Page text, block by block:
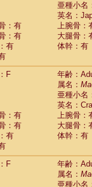
亜種小名
英名：
：有
上腕骨：
：有
大腿骨：
有
体幹：有
F
年齢：
属名：
亜種小名
英名：
：有
上腕骨：
：有
大腿骨：
有
体幹：有
F
年齢：
属名：
亜種小名